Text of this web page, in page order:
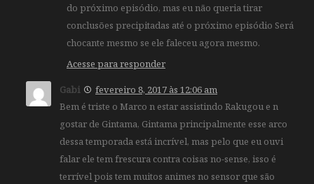
do próximo episódio, mas eu não queria tirar
conclusões precipitadas até o próximo episódio Será
chocante mesmo se ele faleceu agora mesmo.
Acesse para responder
Gabi
fevereiro 8, 2017 às 12:06 am
Bem é triste o Marco n estar assistindo Rakugou e n
gostar de Gintama, Gintama principalmente esse arco
dessa temporada está incrível, mas pelo que eu ouvi
falar ele tem frescura contra coisas no-sense, isso é
terrível pois tem muitos animes no sensor que são